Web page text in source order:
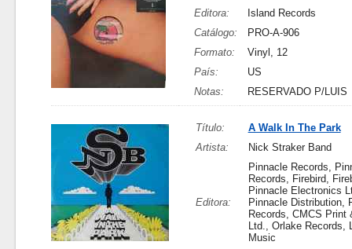
Editora:
Island Records
Catálogo:
PRO-A-906
Formato:
Vinyl, 12
País:
US
Notas:
RESERVADO P/LUIS
Título:
A Walk In The Park
Artista:
Nick Straker Band
Editora:
Pinnacle Records,
Records, Firebird,
Pinnacle Electronics
Pinnacle Distribution,
Records, CMCS Print
Ltd., Orlake Records,
Music